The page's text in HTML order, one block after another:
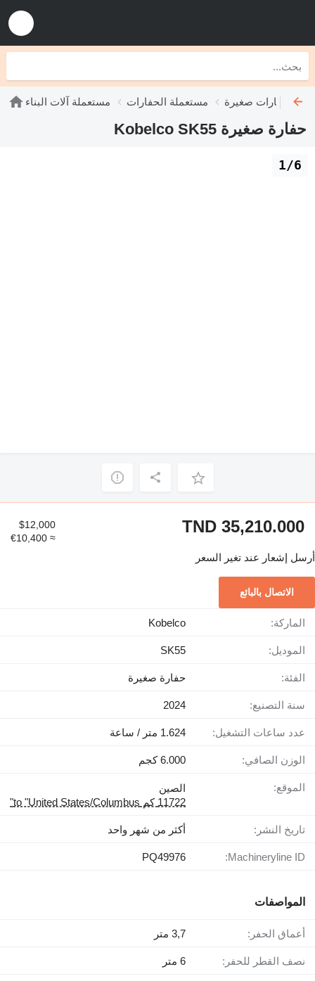
مستعملة آلات البناء مستعملة الحفارات حفارات صغيرة
حفارة صغيرة Kobelco SK55
1/6
TND 35,210.000
$12,000
≈ €10,400
أرسل إشعار عند تغير السعر
الاتصال بالبائع
الماركة: Kobelco
الموديل: SK55
الفئة: حفارة صغيرة
سنة التصنيع: 2024
عدد ساعات التشغيل: 1.624 متر / ساعة
الوزن الصافي: 6.000 كجم
الموقع:
الصين
11722 كم to "United States/Columbus"
تاريخ النشر: أكثر من شهر واحد
Machineryline ID:
PQ49976
المواصفات
أعماق الحفر: 3,7 متر
نصف القطر للحفر: 6 متر